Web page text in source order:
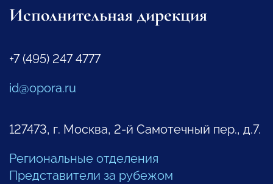
Исполнительная дирекция
+7 (495) 247 4777
id@opora.ru
127473, г. Москва, 2-й Самотечный пер., д.7.
Региональные отделения
Представители за рубежом